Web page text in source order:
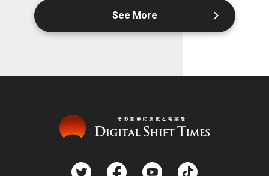
See More